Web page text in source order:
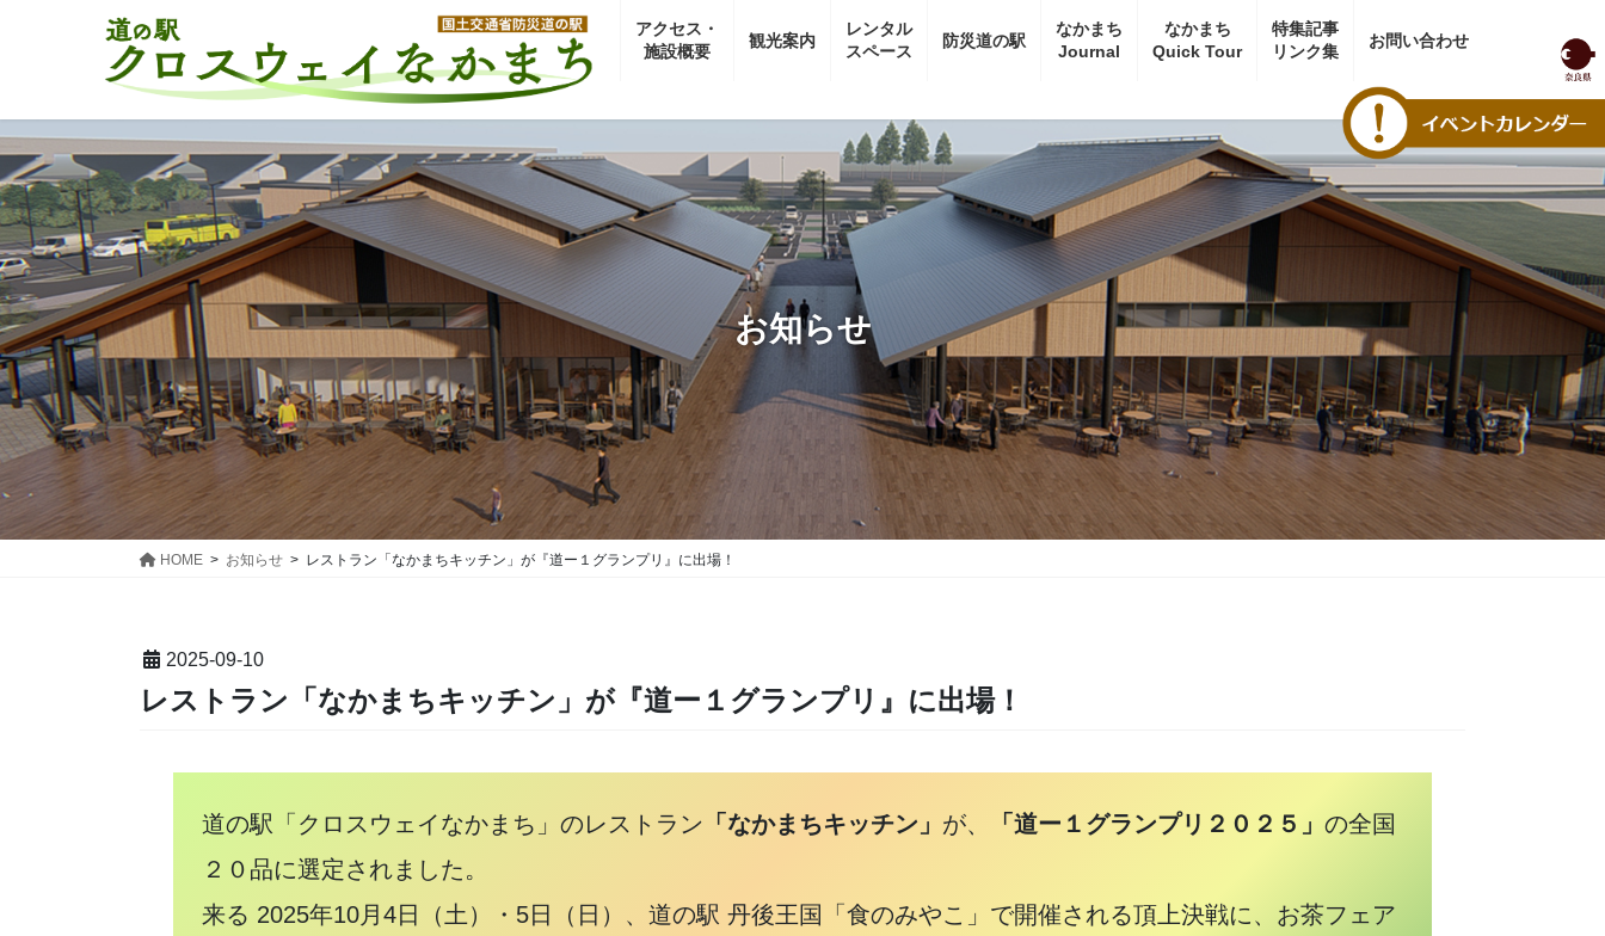
へ
ス
キ
ッ
プ
ョ
ン
に
移
動
アクセス・
施設概要
観光案内
レンタル
スペース
防災道の駅
なかまち
Journal
なかまち
Quick Tour
特集記事
リンク集
お問い合わせ
お知らせ
HOME お知らせ レストラン「なかまちキッチン」が『道ー１グランプリ』に出場！
2025-09-10
レストラン「なかまちキッチン」が『道ー１グランプリ』に出場！
道の駅「クロスウェイなかまち」のレストラン 「なかまちキッチン」 が、 「道ー１グランプリ２０２５」 の全国
２０品に選定されました。
来る 2025年10月4日（土）・5日（日）、道の駅 丹後王国「食のみやこ」で開催される頂上決戦に、お茶フェア